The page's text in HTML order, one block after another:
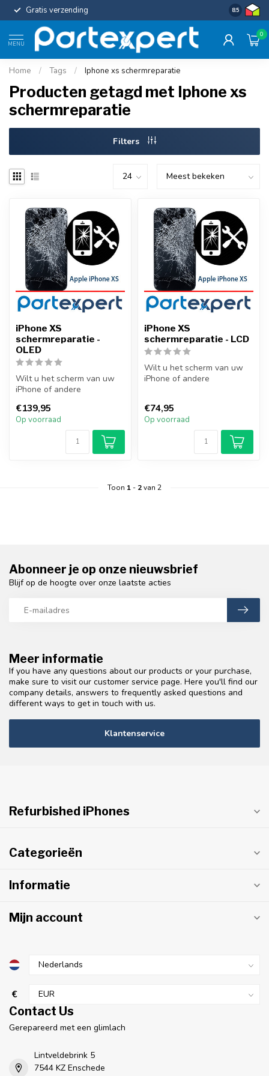
Gratis verzending Uniforme
8.5
MENU
0
Home / Tags / Iphone xs schermreparatie
Producten getagd met Iphone xs
schermreparatie
Filters
iPhone XS
schermreparatie -
OLED
Wilt u het scherm van uw
iPhone of andere
laten vervang...
€139,95
Op voorraad
iPhone XS
schermreparatie - LCD
Wilt u het scherm van uw
iPhone of andere
€74,95
Op voorraad
Toon 1- 2van 2
Meer informatie
If you have any questions about our products or your purchase,
make sure to visit our customer service page. Here you'll find our
company details, answers to frequently asked questions and
different ways to get in touch with us.
Klantenservice
Abonneer je op onze nieuwsbrief
Blijf op de hoogte over onze laatste acties
Refurbished iPhones
Categorieën
Informatie
Mijn account
€
Contact Us
Gerepareerd met een glimlach
Lintveldebrink 5
7544 KZ Enschede